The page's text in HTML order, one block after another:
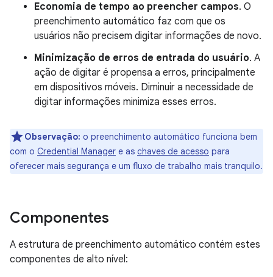
Economia de tempo ao preencher campos. O
preenchimento automático faz com que os
usuários não precisem digitar informações de novo.
Minimização de erros de entrada do usuário. A
ação de digitar é propensa a erros, principalmente
em dispositivos móveis. Diminuir a necessidade de
digitar informações minimiza esses erros.
Observação: o preenchimento automático funciona bem
com o Credential Manager e as chaves de acesso para
oferecer mais segurança e um fluxo de trabalho mais tranquilo.
Componentes
A estrutura de preenchimento automático contém estes
componentes de alto nível: